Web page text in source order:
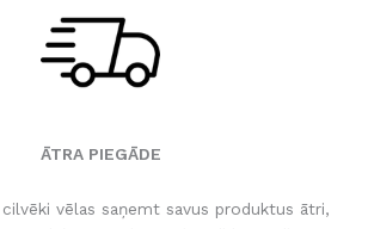
ĀTRA PIEGĀDE
vēlas saņemt savus produktus ātri,